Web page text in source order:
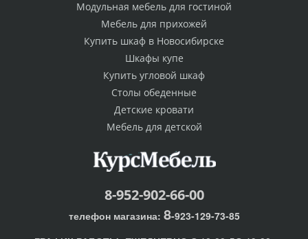
Модульная мебель для гостиной
Мебель для прихожей
Купить шкаф в Новосибирске
Шкафы купе
Купить угловой шкаф
Столы обеденные
Детские кровати
Мебель для детской
8-952-902-66-00
телефон магазина: 8-923-129-73-85